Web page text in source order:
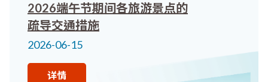
2026端午节期间各旅游景点的
疏导交通措施
2026-06-15
详情